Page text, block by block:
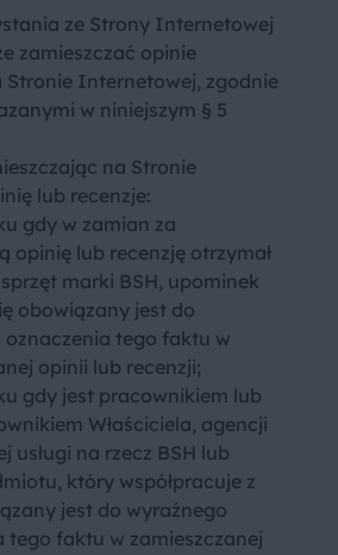
ze Strony Internetowej
zamieszczać opinie
Stronie Internetowej, zgodnie
w niniejszym § 5
na Stronie
lub recenzje:
gdy w zamian za
opinię lub recenzję otrzymał
marki BSH, upominek
obowiązany jest do
oznaczenia tego faktu w
opinii lub recenzji;
gdy jest pracownikiem lub
Właściciela, agencji
usługi na rzecz BSH lub
który współpracuje z
jest do wyraźnego
tego faktu w zamieszczanej